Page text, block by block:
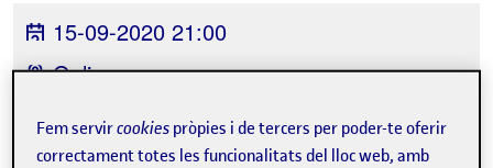
15-09-2020 21:00
Online
Organitzat per Universitat Oberta de
Catalunya
Fem servircookies pròpies i de tercers per poder-te oferir
correctament totes les funcionalitats del lloc web, amb